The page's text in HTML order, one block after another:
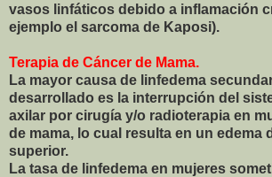
vasos linfáticos debido a inflamación
ejemplo el sarcoma de Kaposi).
Terapia de Cáncer de Mama.
La mayor causa de linfedema
desarrollado es la interrupción del
axilar por cirugía y/o radioterapia en
de mama, lo cual resulta en un edema
superior.
La tasa de linfedema en mujeres